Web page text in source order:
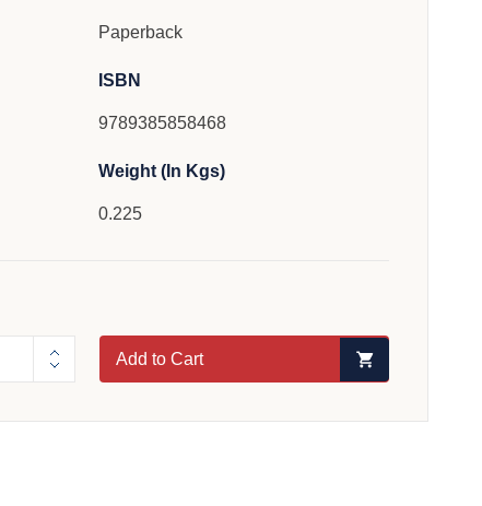
Paperback
ISBN
9789385858468
Weight (In Kgs)
0.225
Add to Cart